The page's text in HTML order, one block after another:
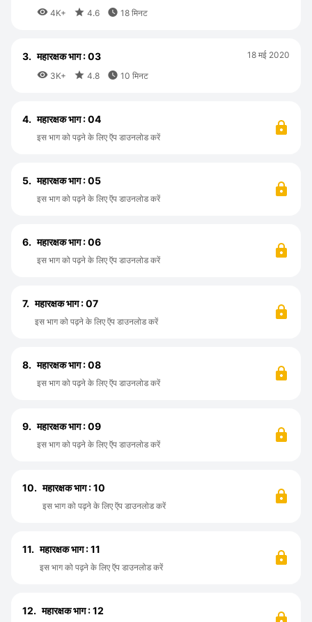
 4K+  4.6  18 मिनट
3. महारक्षक भाग : 03
 3K+  4.8  10 मिनट
18 मई 2020
4. महारक्षक भाग : 04
इस भाग को पढ़ने के लिए ऍप डाउनलोड करें
5. महारक्षक भाग : 05
इस भाग को पढ़ने के लिए ऍप डाउनलोड करें
6. महारक्षक भाग : 06
इस भाग को पढ़ने के लिए ऍप डाउनलोड करें
7. महारक्षक भाग : 07
इस भाग को पढ़ने के लिए ऍप डाउनलोड करें
8. महारक्षक भाग : 08
इस भाग को पढ़ने के लिए ऍप डाउनलोड करें
9. महारक्षक भाग : 09
इस भाग को पढ़ने के लिए ऍप डाउनलोड करें
10. महारक्षक भाग : 10
इस भाग को पढ़ने के लिए ऍप डाउनलोड करें
11. महारक्षक भाग : 11
इस भाग को पढ़ने के लिए ऍप डाउनलोड करें
12. महारक्षक भाग : 12